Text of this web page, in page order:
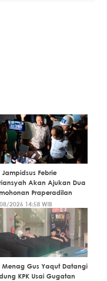
Jampidsus Febrie
Akan Ajukan Dua
Praperadilan
2026 14:58 WIB
Menag Gus Yaqut Datangi
KPK Usai Gugatan